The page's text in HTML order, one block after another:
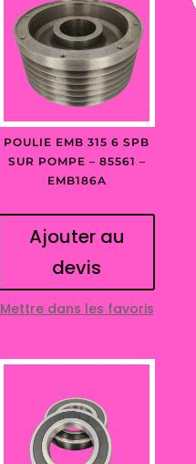
POULIE EMB 315 6 SPB
SUR POMPE – 85561 –
EMB186A
Ajouter au
devis
Mettre dans les favoris